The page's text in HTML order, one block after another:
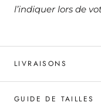
l’indiquer lors de
LIVRAISONS
GUIDE DE TAILLES